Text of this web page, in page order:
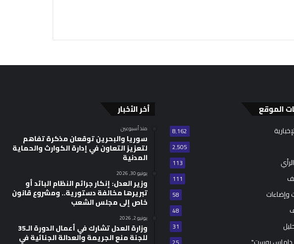
الموقع
8٬162
2٬505
113
111
وإضاءات 58
48
31
أخر الأخبار
منذ أسبوعين
سوريا والبحرين توقعان مذكرة تفاهم
لتعزيز التعاون في إدارة الكوارث والحماية
المدنية
يونيو 30, 2026
وزير العدل: إنكار جرائم النظام البائد أو
تبريرها مخالفة دستورية.. ومشروع قانون
خاص إلى مجلس الشعب
يونيو 2, 2026
وزارة العدل تشارك في أعمال الدورة الـ35
للجنة منع الجريمة والعدالة الجنائية في